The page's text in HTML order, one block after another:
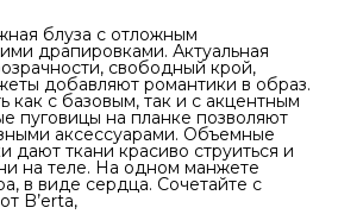
блуза с отложным
драпировками. Актуальная
свободный крой,
добавляют романтики в образ.
как с базовым, так и с акцентным
пуговицы на планке позволяют
аксессуарами. Объемные
дают ткани красиво струиться и
на теле. На одном манжете
в виде сердца. Сочетайте с
B’erta,